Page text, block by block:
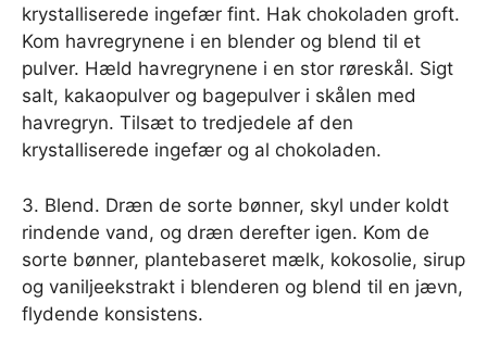
krystalliserede ingefær fint. Hak chokoladen groft.
Kom havregrynene i en blender og blend til et
pulver. Hæld havregrynene i en stor røreskål. Sigt
salt, kakaopulver og bagepulver i skålen med
havregryn. Tilsæt to tredjedele af den
krystalliserede ingefær og al chokoladen.
3. Blend. Dræn de sorte bønner, skyl under koldt
rindende vand, og dræn derefter igen. Kom de
sorte bønner, plantebaseret mælk, kokosolie, sirup
og vaniljeekstrakt i blenderen og blend til en jævn,
flydende konsistens.